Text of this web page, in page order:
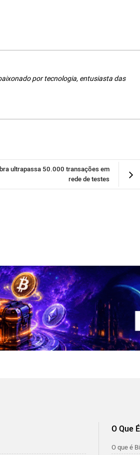
por tecnologia, entusiasta das
ultrapassa 50.000 transações em
rede de testes
O Que
O que é